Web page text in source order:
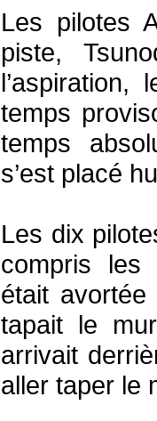
Les pilotes
piste,
temps
temps
s’est placé
Les dix
compris les
était
tapait le
arrivait
aller taper le